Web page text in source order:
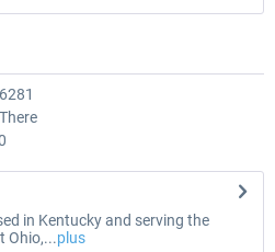
in Kentucky and serving the
Ohio,...plus